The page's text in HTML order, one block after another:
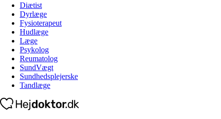
Diætist
Dyrlæge
Fysioterapeut
Hudlæge
Læge
Psykolog
Reumatolog
SundVægt
Sundhedsplejerske
Tandlæge